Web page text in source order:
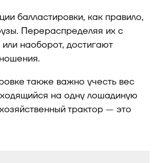
балластировки, как правило,
Перераспределяя их с
наоборот, достигают
также важно учесть вес
на одну лошадиную
трактор — это